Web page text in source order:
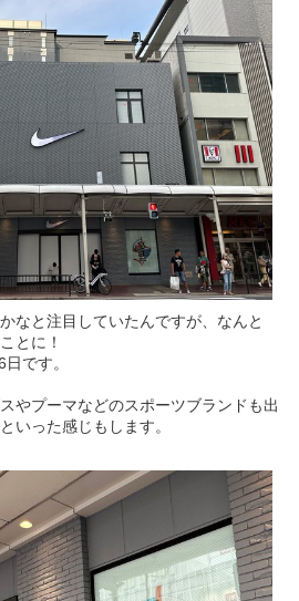
なと注目していたんですが、なんと
とに！
です。
やプーマなどのスポーツブランドも出
いった感じもします。